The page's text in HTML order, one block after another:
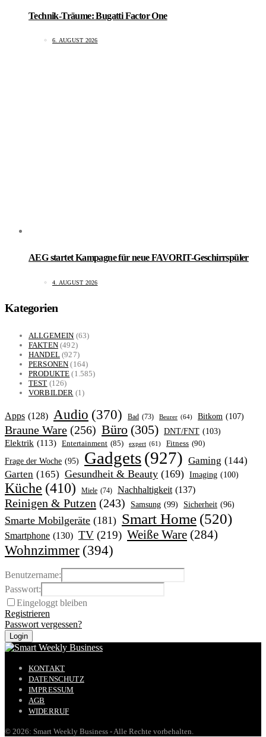
Technik-Träume: Bugatti Factor One
6. AUGUST 2026
AEG startet Kampagne für neue FAVORIT-Geschirrspüler
4. AUGUST 2026
Kategorien
ALLGEMEIN (63)
FAKTEN(492)
HANDEL(927)
PERSONEN (164)
PRODUKTE (1.585)
TEST (126)
VORBILDER (1)
Apps (128) Audio (370) Bad (73) Beurer (64) Bitkom (107)
Braune Ware (256) Büro (305) DNT/FNT (103)
Elektrik (113) Entertainment (85) expert (61) Fitness (90)
Frage der Woche (95) Gadgets(927) Gaming (144)
Garten (165) Gesundheit & Beauty (169) Imaging (100)
Küche (410) Miele (74) Nachhaltigkeit (137)
Reinigen & Putzen (243) Samsung (99) Sicherheit (96)
Smarte Mobilgeräte (181) Smart Home (520)
Smartphone (130) TV (219) Weiße Ware (284)
Wohnzimmer (394)
Benutzername:
Passwort:
Eingeloggt bleiben
Registrieren
Passwort vergessen?
KONTAKT
DATENSCHUTZ
IMPRESSUM
AGB
WIDERRUF
© 2026: Smart Weekly Business - Alle Rechte vorbehalten.